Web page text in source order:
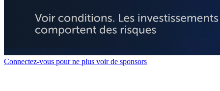
Connectez-vous pour ne plus voir de sponsors